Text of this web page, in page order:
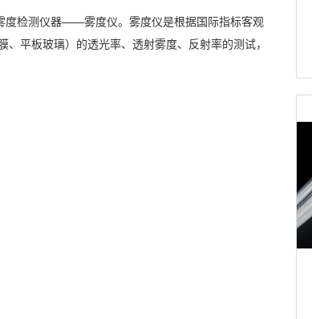
度检测仪器——雾度仪。雾度仪是根据国际指标客观
平板玻璃）的透光率、透射雾度、反射率的测试，